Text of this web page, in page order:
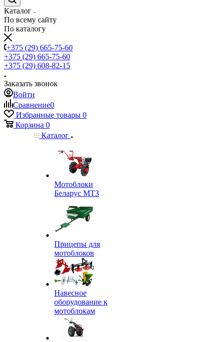
Каталог
По всему сайту
По каталогу
+375 (29) 665-75-60
+375 (29) 665-75-60
+375 (29) 608-82-15
Заказать звонок
Войти
Сравнение0
Избранные товары 0
Корзина 0
Каталог
Мотоблоки
Беларус МТЗ
Прицепы для
мотоблоков
Навесное
оборудование к
мотоблокам